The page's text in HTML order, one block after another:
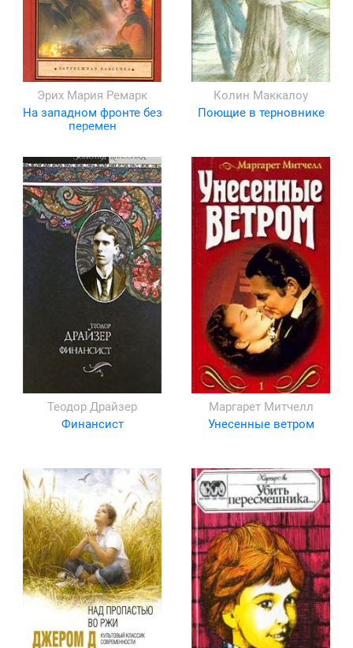
Эрих Мария Ремарк
На западном фронте без
перемен
Колин Маккалоу
Поющие в терновнике
Теодор Драйзер
Финансист
Маргарет Митчелл
Унесенные ветром